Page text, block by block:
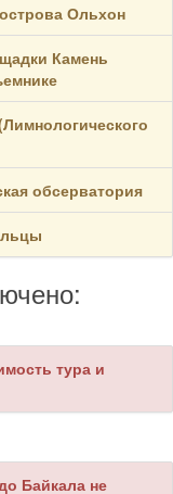
Ольхон
Камень
обсерватория
тура и
Байкала не